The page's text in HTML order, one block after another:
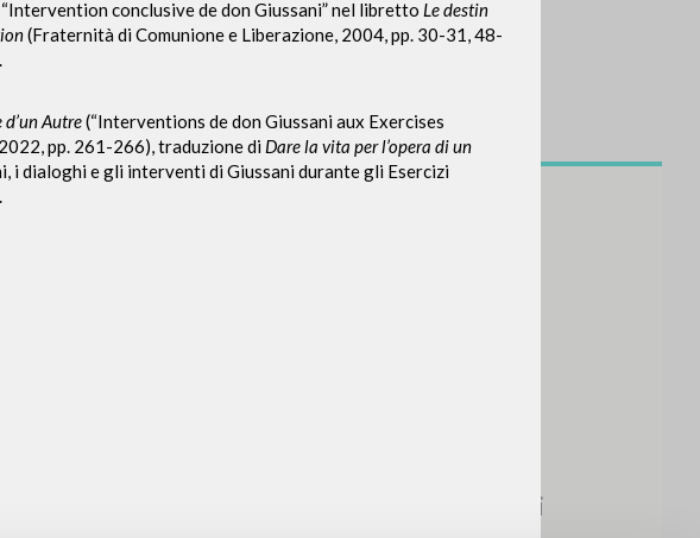
conclusive de don Giussani” nel libretto Le destin
(Fraternità di Comunione e Liberazione, 2004, pp. 30-31, 48-
Autre(“Interventions de don Giussani aux Exercises
pp. 261-266), traduzione di Dare la vita per l’opera di un
i dialoghi e gli interventi di Giussani durante gli Esercizi
Frase esatta CERCA
AVANZATA »